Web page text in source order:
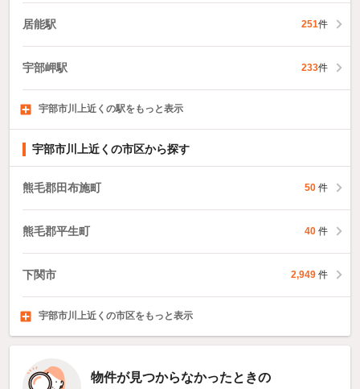
居能駅 251件
宇部岬駅 233件
琴芝駅721件
床波駅151件
妻崎駅191件
宇部市川上近くの駅をもっと表示
宇部市川上近くの市区から探す
熊毛郡田布施町 50 件
熊毛郡平生町 40 件
下関市 2,949 件
山口市2,374件
萩市79件
防府市1,217件
宇部市川上近くの市区をもっと表示
物件が見つからなかったときの